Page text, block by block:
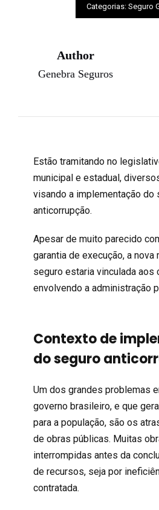
Categorias: Seguro
Author
Genebra Seguros
Estão tramitando no
municipal e estadual,
visando a implementação do
anticorrupção.
Apesar de muito parecido
garantia de execução, a nova
seguro estaria vinculada aos
envolvendo a administração
Contexto de
do seguro
Um dos grandes problemas
governo brasileiro, e que
para a população, são os
de obras públicas. Muitas
interrompidas antes da
de recursos, seja por
contratada.